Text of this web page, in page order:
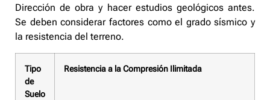
Dirección de obra y hacer estudios geológicos antes.
Se deben considerar factores como el grado sísmico y
la resistencia del terreno.
Tipo
de
Suelo
Resistencia a la Compresión Ilimitada